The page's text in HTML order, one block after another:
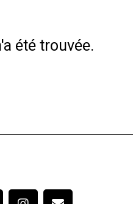
été trouvée.